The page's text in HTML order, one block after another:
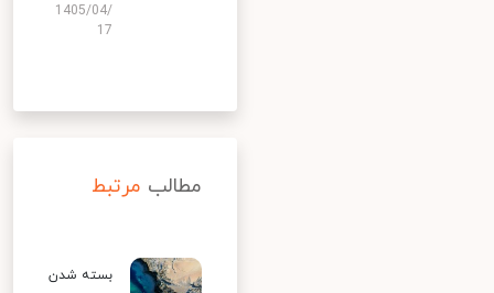
1405/04/
17
مطالب مرتبط
بسته شدن